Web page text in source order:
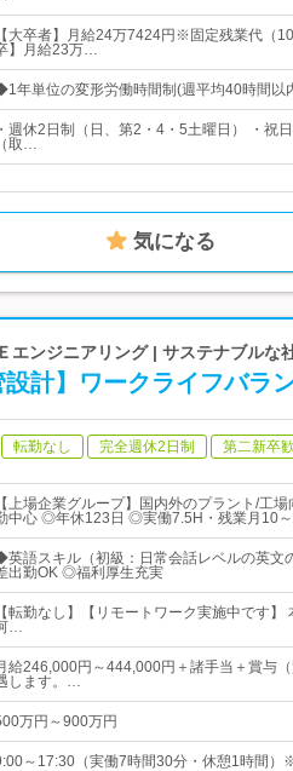
【大卒者】月給24万7424円※固定残業代（
】月給23万…
年単位の変形労働時間制(週平均40時間
・週休2日制（日、第2・4・5土曜日） ・祝
（取…
気になる
エンジニアリング | サステナブル
設計】ワークライフバラ
転勤なし 完全週休2日制 第二新卒
【上場企業グループ】国内外のプラント/工
中心 ◎年休123日 ◎実働7.5H・残業月10
語スキル（初級：日常会話レベルの英
出勤OK ◎福利厚生充実
【転勤なし】【リモートワーク実施中です
…
給246,000円～444,000円＋諸手当＋賞与
します。…
万円～900万円
～17:30（実働7時間30分・休憩1時間